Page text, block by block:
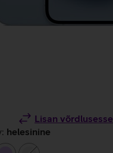
Lisan võrdlusesse
helesinine